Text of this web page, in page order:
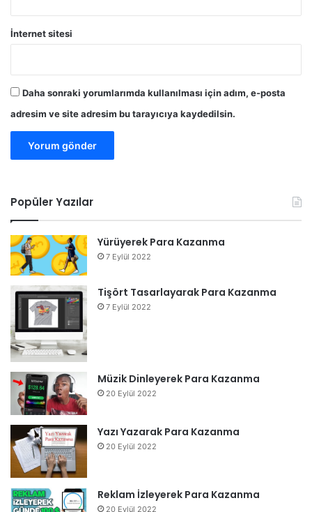
İnternet sitesi
Daha sonraki yorumlarımda kullanılması için adım, e-posta
adresim ve site adresim bu tarayıcıya kaydedilsin.
Popüler Yazılar
Yürüyerek Para Kazanma
7 Eylül 2022
Tişört Tasarlayarak Para Kazanma
7 Eylül 2022
Müzik Dinleyerek Para Kazanma
20 Eylül 2022
Yazı Yazarak Para Kazanma
20 Eylül 2022
Reklam İzleyerek Para Kazanma
20 Eylül 2022